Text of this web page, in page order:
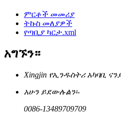
ምርቶች መመሪያ
ትኩስ መለያዎች
የጣቢያ ካርታ.xml
አግኙን።
Xingjin የኢንዱስትሪ አካባቢ
አሁን ይደውሉልን፡-
0086-13489709709